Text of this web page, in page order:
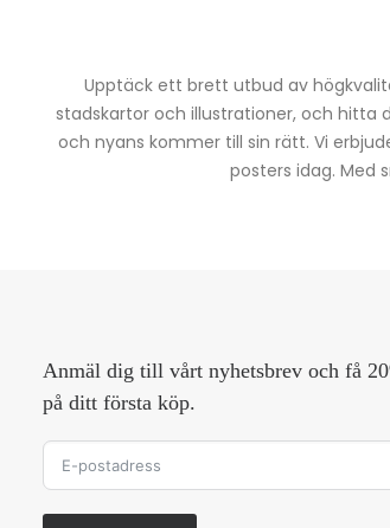
Upptäck ett brett utbud av
stadskartor och illustrationer, och hitta
och nyans kommer till sin rätt. Vi
posters idag. Med
Anmäl dig till vårt nyhetsbrev och få
på ditt första köp.